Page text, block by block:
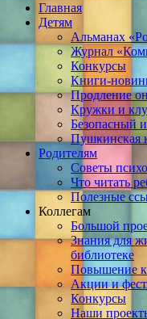
Главная
Детям
Альманах
Журнал
Конкурсы
Книги-
Продление
Кружки и
Безопасный
Пушкинская
Родителям
Советы
Что читать
Полезные
Коллегам
Большой
Знания для
библиотеке
Повышение
Акции и
Конкурсы
Наши